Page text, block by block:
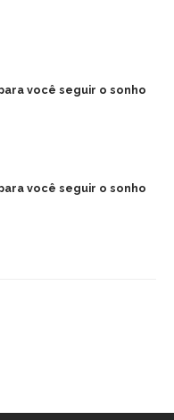
você seguir o sonho
você seguir o sonho